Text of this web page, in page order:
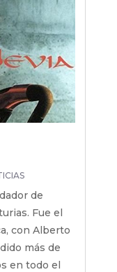
de
Fue el
con Alberto
más de
en todo el